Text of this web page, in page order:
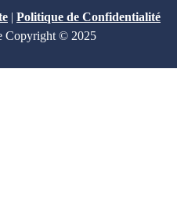
| Politique de Confidentialité
Copyright © 2025